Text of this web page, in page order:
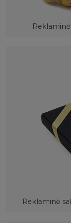
Reklaminė